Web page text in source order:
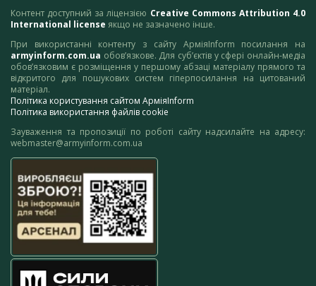
Контент доступний за ліцензією Creative Commons Attribution 4.0
International license якщо не зазначено інше.
При використанні контенту з сайту АрміяInform посилання на
armyinform.com.ua обов’язкове. Для суб’єктів у сфері онлайн-медіа
обов’язковим є розміщення у першому абзаці матеріалу прямого та
відкритого для пошукових систем гіперпосилання на цитований
матеріал.
Політика користування сайтом АрміяInform
Політика використання файлів cookie
Зауваження та пропозиції по роботі сайту надсилайте на адресу:
webmaster@armyinform.com.ua